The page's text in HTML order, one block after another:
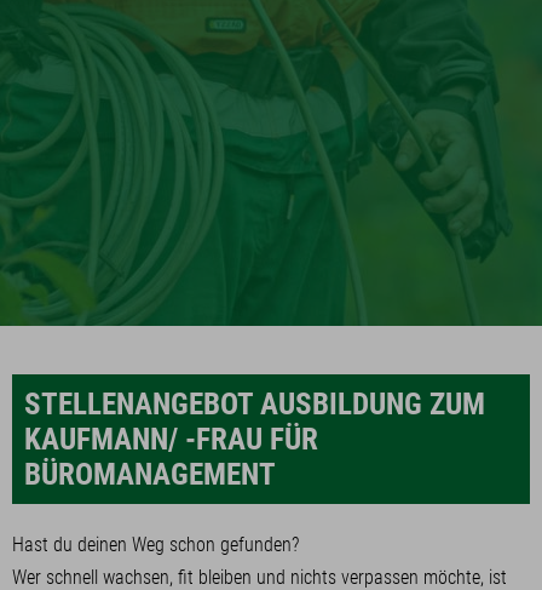
STELLENANGEBOT AUSBILDUNG ZUM
KAUFMANN/ -FRAU FÜR
BÜROMANAGEMENT
Hast du deinen Weg schon gefunden?
Wer schnell wachsen, fit bleiben und nichts verpassen möchte, ist